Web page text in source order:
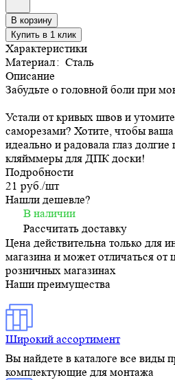
В корзину
Купить в 1 клик
Характеристики
Материал: Сталь
Описание
Забудьте о головной боли при
Устали от кривых швов и
саморезами? Хотите, чтобы ваша
идеально и радовала глаз
кляйммеры для ДПК доски!
Подробности
21 руб./шт
Нашли дешевле?
В наличии
Рассчитать доставку
Цена действительна только для
магазина и может отличаться от
розничных магазинах
Наши преимущества
Широкий ассортимент
Вы найдете в каталоге все виды
комплектующие для монтажа